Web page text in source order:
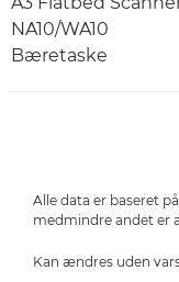
NA10/WA10
Bæretaske
Alle data er baseret
medmindre andet er
Kan ændres uden